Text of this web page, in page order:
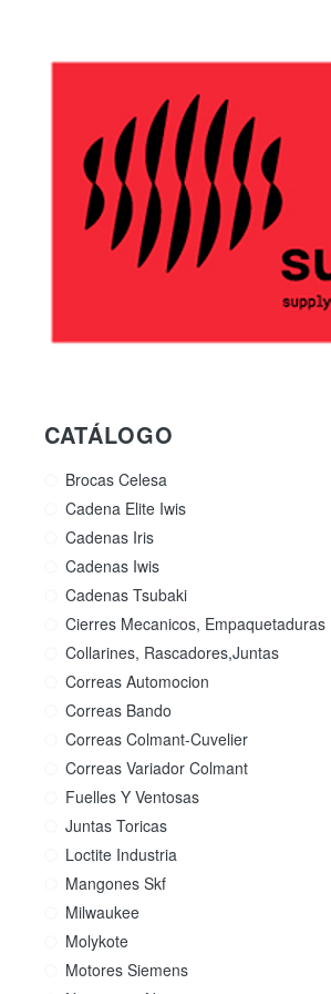
CATÁLOGO
Brocas Celesa
Cadena Elite Iwis
Cadenas Iris
Cadenas Iwis
Cadenas Tsubaki
Cierres Mecanicos, Empaquetaduras
Collarines, Rascadores,juntas
Correas Automocion
Correas Bando
Correas Colmant-Cuvelier
Correas Variador Colmant
Fuelles Y Ventosas
Juntas Toricas
Loctite Industria
Mangones Skf
Milwaukee
Molykote
Motores Siemens